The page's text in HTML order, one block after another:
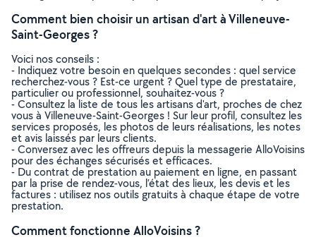
Comment bien choisir un artisan d'art à Villeneuve-
Saint-Georges ?
Voici nos conseils :
- Indiquez votre besoin en quelques secondes : quel service
recherchez-vous ? Est-ce urgent ? Quel type de prestataire,
particulier ou professionnel, souhaitez-vous ?
- Consultez la liste de tous les artisans d'art, proches de chez
vous à Villeneuve-Saint-Georges ! Sur leur profil, consultez les
services proposés, les photos de leurs réalisations, les notes
et avis laissés par leurs clients.
- Conversez avec les offreurs depuis la messagerie AlloVoisins
pour des échanges sécurisés et efficaces.
- Du contrat de prestation au paiement en ligne, en passant
par la prise de rendez-vous, l’état des lieux, les devis et les
factures : utilisez nos outils gratuits à chaque étape de votre
prestation.
Comment fonctionne AlloVoisins ?